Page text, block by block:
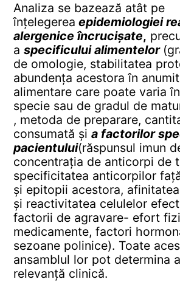
Analiza se bazează atât pe
înțelegerea epidemiologiei
alergenice încrucișate,
a specificului alimentelor
de omologie, stabilitatea
abundența acestora în
alimentare care poate varia
specie sau de gradul de
, metoda de preparare,
consumată și a factorilor
pacientului(răspunsul imun
concentrația de anticorpi de
specificitatea anticorpilor
și epitopii acestora,
și reactivitatea celulelor
factorii de agravare- efort
medicamente, factori
sezoane polinice). Toate
ansamblul lor pot determina
relevanță clinică.